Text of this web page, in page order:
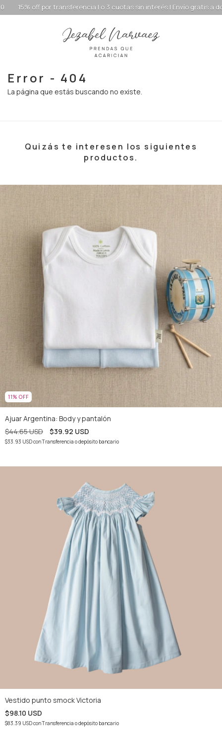
transferencia | o 3 cuotas sin interés | Envío gratis a domicilio
Error - 404
La página que estás buscando no existe.
Quizás te interesen los siguientes
productos.
11% OFF
Ajuar Argentina: Body y pantalón
$44.65 USD
$39.92 USD
$33.93 USDconTransferencia o depósito bancario
Vestido punto smock Victoria
$98.10 USD
$83.39 USDconTransferencia o depósito bancario